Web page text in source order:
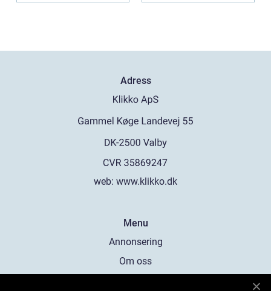
Adress
web: www.klikko.dk
Menu
Annonsering
Om oss